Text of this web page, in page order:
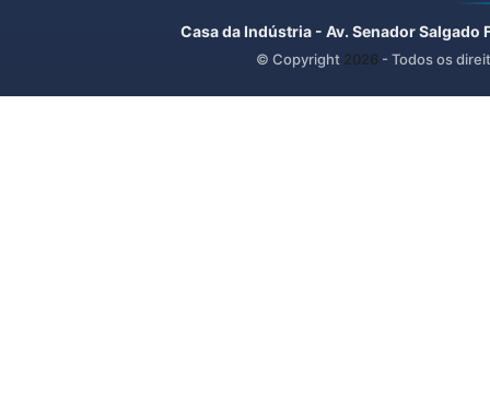
Casa da Indústria - Av. Senador
© Copyright 2026 - Todos os